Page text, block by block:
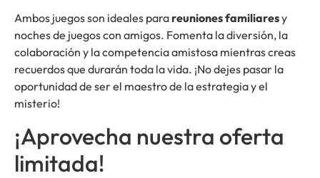
Ambos juegos son ideales parareuniones familiaresy
noches de juegos con amigos. Fomenta la diversión, la
colaboración y la competencia amistosa mientras creas
recuerdos que durarán toda la vida. ¡No dejes pasar la
oportunidad de ser el maestro de la estrategia y el
misterio!
¡Aprovecha nuestra oferta
limitada!